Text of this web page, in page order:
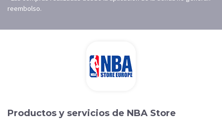
reembolso.
Productos y servicios de NBA Store